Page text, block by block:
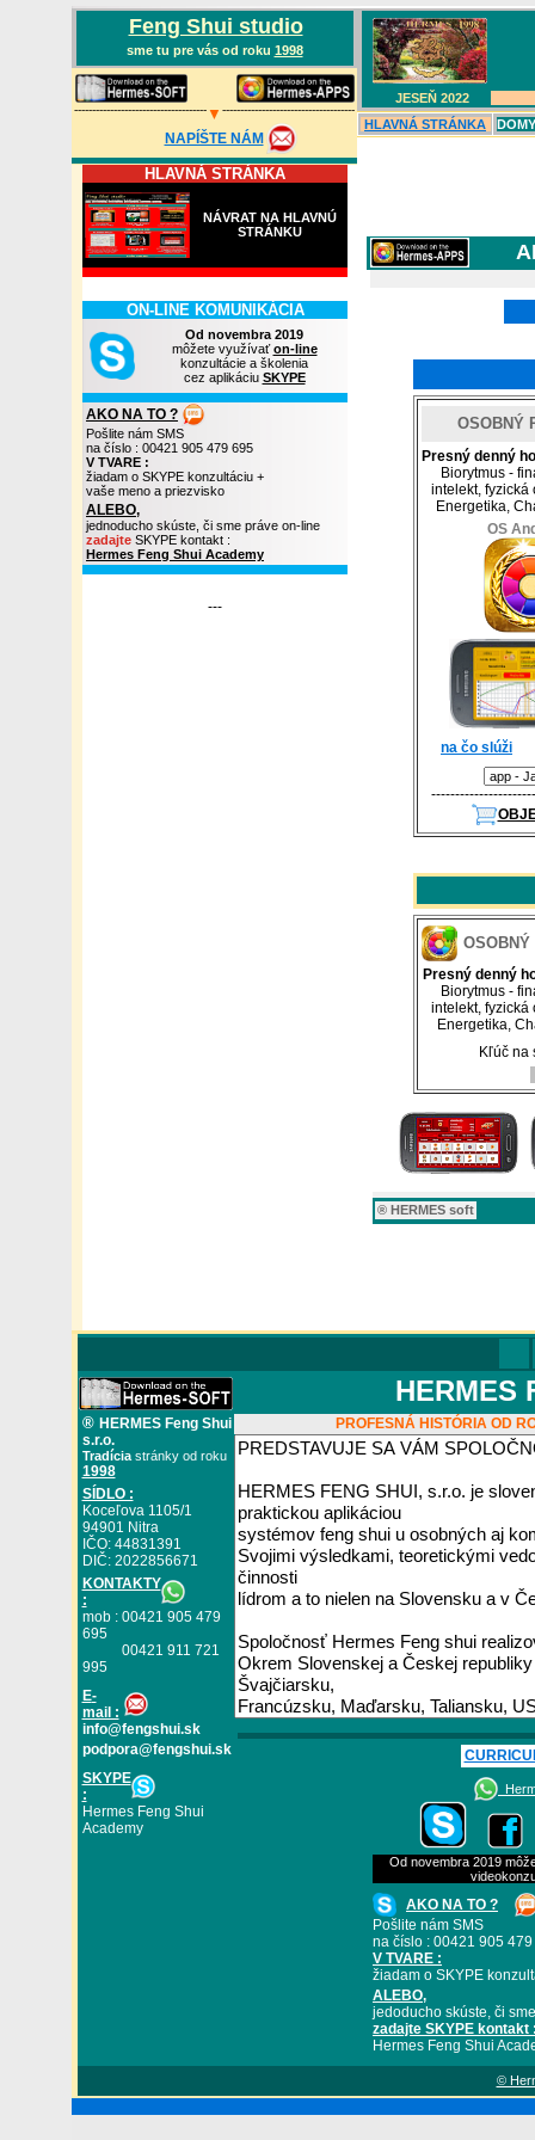
Feng Shui studio
sme tu pre vás od roku 1998
-------------------------------------▼ -------------------------------------
NAPÍŠTE NÁM
JESEŇ 2022
HLAVNÁ STRÁNKA
HLAVNÁ STRÁNKA
NÁVRAT NA HLAVNÚ
STRÁNKU
ON-LINE KOMUNIKÁCIA
Od novembra 2019
môžete využívaťon-line
konzultácie a školenia
cez aplikáciu SKYPE
AKO NA TO ?
Pošlite nám SMS
na číslo : 00421 905 479 695
V TVARE :
žiadam o SKYPE konzultáciu +
vaše meno a priezvisko
ALEBO,
jednoducho skúste, či sme práve on-line
zadajte SKYPE kontakt :
Hermes Feng Shui Academy
---
OSOBNÝ
Presný denný
Biorytmus -
intelekt, fyzická
Energetika,
OS
na čo slúži
OSOBNÝ
Presný denný
Biorytmus -
intelekt,
Energetika,
Kľúč na
® HERMES soft
® HERMES Feng Shui
s.r.o.
Tradíciastránky od roku
1998
SÍDLO :
Koceľova 1105/1
94901 Nitra
IČO: 44831391
DIČ: 2022856671
KONTAKTY
:
mob : 00421 905 479
695
00421 911 721
995
E-
mail :
info@fengshui.sk
podpora@fengshui.sk
SKYPE
:
Hermes Feng Shui
Academy
HERMES
PROFESNÁ HISTÓRIA OD
Od novembra 2019
AKO NA TO ?
Pošlite nám SMS
na číslo : 00421 905
V TVARE :
žiadam o SKYPE
ALEBO,
jedoducho skúste, či
zadajte SKYPE kontakt
Hermes Feng Shui
©